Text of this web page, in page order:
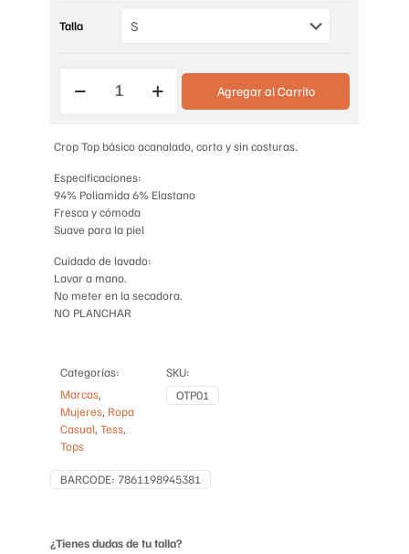
Talla
TOP
cantidad
Agregar al Carrito
Crop Top básico acanalado, corto y sin costuras.
Especificaciones:
94% Poliamida 6% Elastano
Fresca y cómoda
Suave para la piel
Cuidado de lavado:
Lavar a mano.
No meter en la secadora.
NO PLANCHAR
Categorías:
Marcas,
Mujeres, Ropa
Casual,Tess,
Tops
SKU:
OTP01
BARCODE: 7861198945381
¿Tienes dudas de tu talla?